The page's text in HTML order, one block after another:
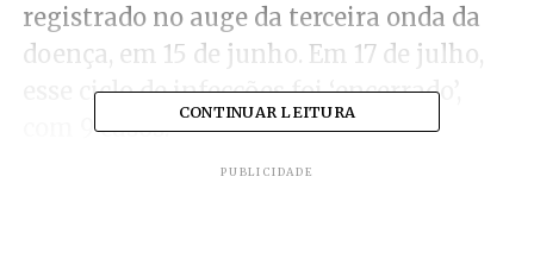
registrado no auge da terceira onda da
doença, em 15 de junho. Em 17 de julho,
esse ciclo de infecções foi ‘encerrado’,
com 9 casos.
CONTINUAR LEITURA
PUBLICIDADE